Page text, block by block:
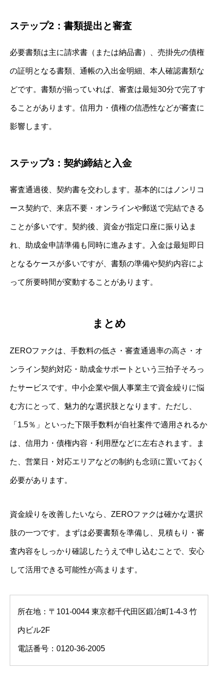
ステップ2：書類提出と審査
必要書類は主に請求書（または納品書）、売掛先の債権
の証明となる書類、通帳の入出金明細、本人確認書類な
どです。書類が揃っていれば、審査は最短30分で完了す
ることがあります。信用力・債権の信憑性などが審査に
影響します。
ステップ3：契約締結と入金
審査通過後、契約書を交わします。基本的にはノンリコ
ース契約で、来店不要・オンラインや郵送で完結できる
ことが多いです。契約後、資金が指定口座に振り込ま
れ、助成金申請準備も同時に進みます。入金は最短即日
となるケースが多いですが、書類の準備や契約内容によ
って所要時間が変動することがあります。
まとめ
ZEROファクは、手数料の低さ・審査通過率の高さ・オ
ンライン契約対応・助成金サポートという三拍子そろっ
たサービスです。中小企業や個人事業主で資金繰りに悩
む方にとって、魅力的な選択肢となります。ただし、
「1.5％」といった下限手数料が自社案件で適用されるか
は、信用力・債権内容・利用歴などに左右されます。ま
た、営業日・対応エリアなどの制約も念頭に置いておく
必要があります。
資金繰りを改善したいなら、ZEROファクは確かな選択
肢の一つです。まずは必要書類を準備し、見積もり・審
査内容をしっかり確認したうえで申し込むことで、安心
して活用できる可能性が高まります。
所在地：〒101-0044 東京都千代田区鍛冶町1-4-3 竹
内ビル2F
電話番号：0120-36-2005